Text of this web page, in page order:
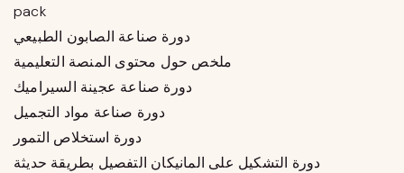
pack
دورة صناعة الصابون الطبيعي
ملخص حول محتوى المنصة التعليمية
دورة صناعة عجينة السيراميك
دورة صناعة مواد التجميل
دورة استخلاص التمور
دورة التشكيل على المانيكان التفصيل بطريقة حديثة